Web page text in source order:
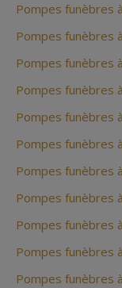
Pompes funèbres
Pompes funèbres
Pompes funèbres
Pompes funèbres
Pompes funèbres
Pompes funèbres
Pompes funèbres
Pompes funèbres
Pompes funèbres
Pompes funèbres
Pompes funèbres